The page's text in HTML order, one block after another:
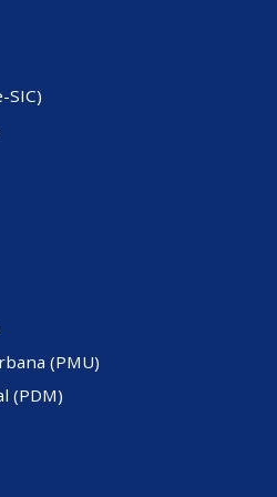
SIC)
(PMU)
(PDM)